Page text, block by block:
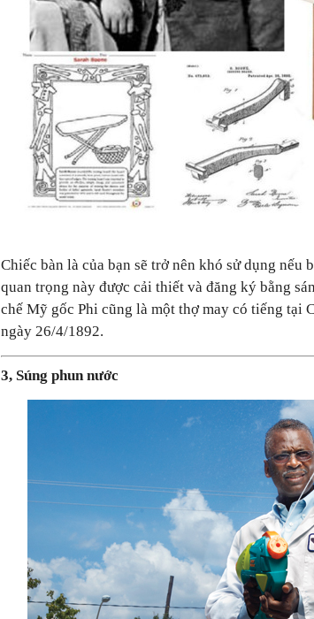
Chiếc bàn là của bạn sẽ trở nên khó sử dụng nếu
quan trọng này được cải thiết và đăng ký bằng
chế Mỹ gốc Phi cũng là một thợ may có tiếng tại
ngày 26/4/1892.
3, Súng phun nước